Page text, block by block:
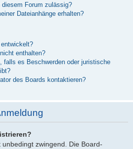
Forum zulässig?
Dateianhänge erhalten?
enthalten?
falls es Beschwerden oder juristische
des Boards kontaktieren?
zwingend. Die Board-